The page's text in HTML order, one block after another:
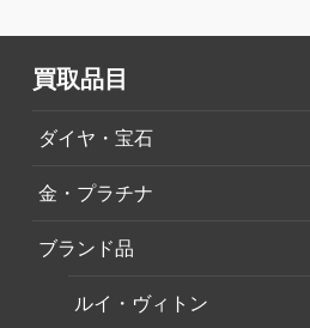
買取品目
ダイヤ・宝石
金・プラチナ
ブランド品
ルイ・ヴィトン